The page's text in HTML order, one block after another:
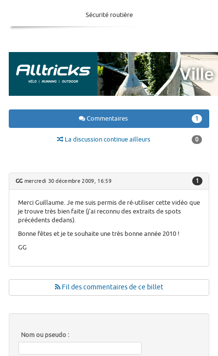
Sécurité routière
Commentaires 1
La discussion continue ailleurs 0
GGmercredi 30 décembre 2009, 16:59 1
Merci Guillaume. Je me suis permis de ré-utiliser cette vidéo que
je trouve très bien faite (j'ai reconnu des extraits de spots
précédents dedans).
Bonne fêtes et je te souhaite une très bonne année 2010 !
GG
Fil des commentaires de ce billet
Nom ou pseudo :